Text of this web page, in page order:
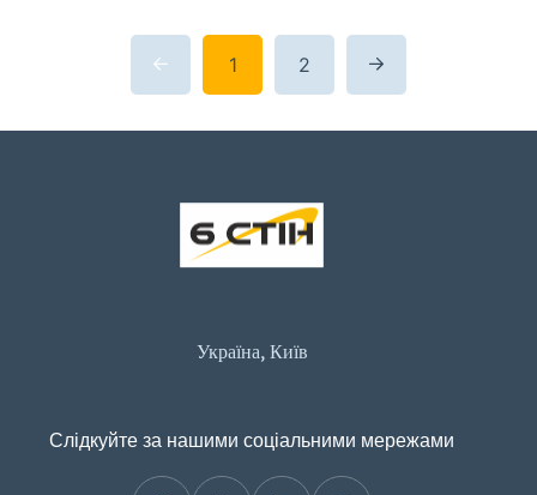
1 2
Україна, Київ
Слідкуйте за нашими соціальними мережами